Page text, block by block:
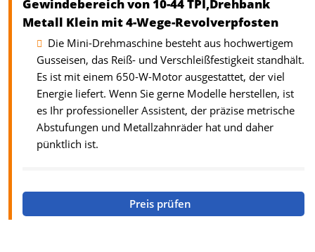
Gewindebereich von 10-44 TPI,Drehbank
Metall Klein mit 4-Wege-Revolverpfosten
Die Mini-Drehmaschine besteht aus hochwertigem
Gusseisen, das Reiß- und Verschleißfestigkeit standhält.
Es ist mit einem 650-W-Motor ausgestattet, der viel
Energie liefert. Wenn Sie gerne Modelle herstellen, ist
es Ihr professioneller Assistent, der präzise metrische
Abstufungen und Metallzahnräder hat und daher
pünktlich ist.
Preis prüfen